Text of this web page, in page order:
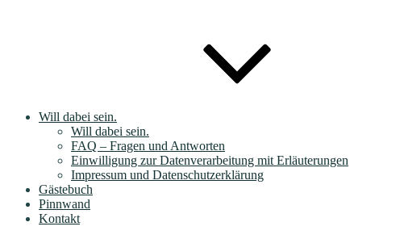
Will dabei sein.
Will dabei sein.
FAQ – Fragen und Antworten
Einwilligung zur Datenverarbeitung mit Erläuterungen
Impressum und Datenschutzerklärung
Gästebuch
Pinnwand
Kontakt